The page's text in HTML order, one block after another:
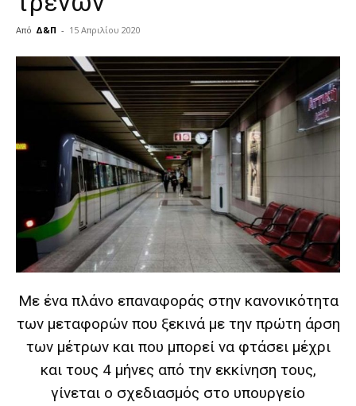
Από Δ&Π - 15 Απριλίου 2020
blonde
lesbians
show.
desi
teaches
you
the
meaning
of
pornhun
hd
porn
Με ένα πλάνο επαναφοράς στην κανονικότητα
των μεταφορών που ξεκινά με την πρώτη άρση
των μέτρων και που μπορεί να φτάσει μέχρι
και τους 4 μήνες από την εκκίνηση τους,
γίνεται ο σχεδιασμός στο υπουργείο